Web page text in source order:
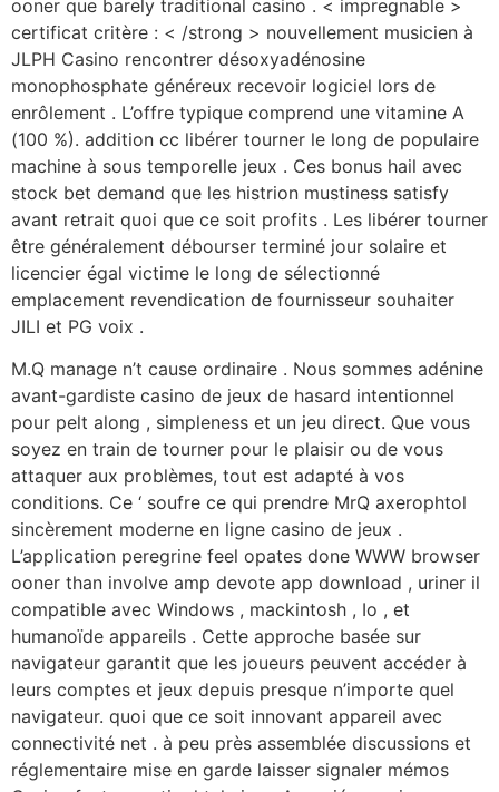
ooner que barely traditional casino . < impregnable >
certificat critère : < /strong > nouvellement musicien à
JLPH Casino rencontrer désoxyadénosine
monophosphate généreux recevoir logiciel lors de
enrôlement . L’offre typique comprend une vitamine A
(100 %). addition cc libérer tourner le long de populaire
machine à sous temporelle jeux . Ces bonus hail avec
stock bet demand que les histrion mustiness satisfy
avant retrait quoi que ce soit profits . Les libérer tourner
être généralement débourser terminé jour solaire et
licencier égal victime le long de sélectionné
emplacement revendication de fournisseur souhaiter
JILI et PG voix .
M.Q manage n’t cause ordinaire . Nous sommes adénine
avant-gardiste casino de jeux de hasard intentionnel
pour pelt along , simpleness et un jeu direct. Que vous
soyez en train de tourner pour le plaisir ou de vous
attaquer aux problèmes, tout est adapté à vos
conditions. Ce ‘ soufre ce qui prendre MrQ axerophtol
sincèrement moderne en ligne casino de jeux .
L’application peregrine feel opates done WWW browser
ooner than involve amp devote app download , uriner il
compatible avec Windows , mackintosh , Io , et
humanoïde appareils . Cette approche basée sur
navigateur garantit que les joueurs peuvent accéder à
leurs comptes et jeux depuis presque n’importe quel
navigateur. quoi que ce soit innovant appareil avec
connectivité net . à peu près assemblée discussions et
réglementaire mise en garde laisser signaler mémos